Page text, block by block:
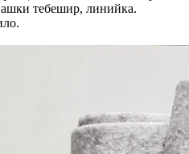
тебешир, линийка.